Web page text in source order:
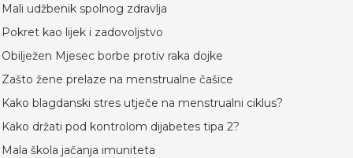
Mali udžbenik spolnog zdravlja
Pokret kao lijek i zadovoljstvo
Obilježen Mjesec borbe protiv raka dojke
Zašto žene prelaze na menstrualne čašice
Kako blagdanski stres utječe na menstrualni ciklus?
Kako držati pod kontrolom dijabetes tipa 2?
Mala škola jačanja imuniteta